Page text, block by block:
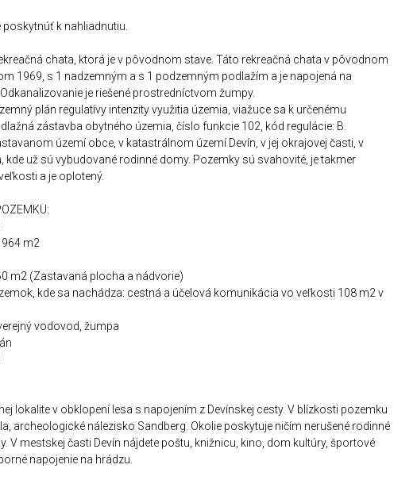
k nahliadnutiu.
chata, ktorá je v pôvodnom stave. Táto rekreačná chata v pôvodnom
1969, s 1 nadzemným a s 1 podzemným podlažím a je napojená na
je riešené prostredníctvom žumpy.
plán regulatívy intenzity využitia územia, viažuce sa k určenému
zástavba obytného územia, číslo funkcie 102, kód regulácie: B.
území obce, v katastrálnom území Devín, v jej okrajovej časti, v
kde už sú vybudované rodinné domy. Pozemky sú svahovité, je takmer
a je oplotený.
m2
m2 (Zastavaná plocha a nádvorie)
kde sa nachádza: cestná a účelová komunikácia vo veľkosti 108 m2 v
vodovod, žumpa
lokalite v obklopení lesa s napojením z Devínskej cesty. V blízkosti pozemku
archeologické nálezisko Sandberg. Okolie poskytuje ničím nerušené rodinné
V mestskej časti Devín nájdete poštu, knižnicu, kino, dom kultúry, športové
napojenie na hrádzu.